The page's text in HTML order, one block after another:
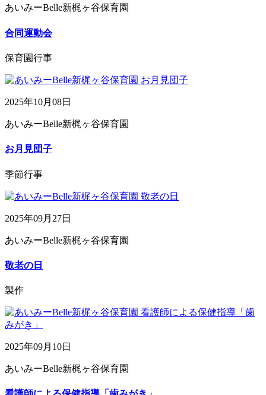
あいみーBelle新梶ヶ谷保育園
合同運動会
保育園行事
2025年10月08日
あいみーBelle新梶ヶ谷保育園
お月見団子
季節行事
2025年09月27日
あいみーBelle新梶ヶ谷保育園
敬老の日
製作
2025年09月10日
あいみーBelle新梶ヶ谷保育園